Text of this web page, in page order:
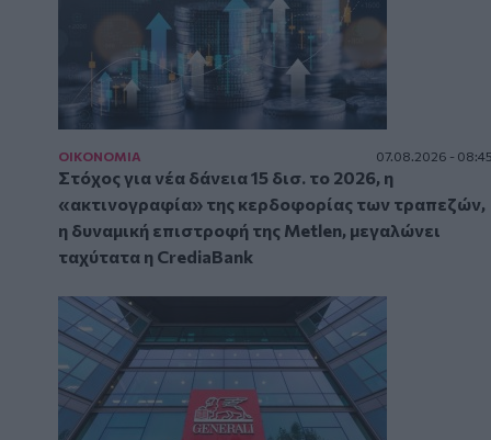
ΟΙΚΟΝΟΜΙΑ 07.08.2026 - 08:45
Στόχος για νέα δάνεια 15 δισ. το 2026, η
«ακτινογραφία» της κερδοφορίας των τραπεζών,
η δυναμική επιστροφή της Metlen, μεγαλώνει
ταχύτατα η CrediaBank